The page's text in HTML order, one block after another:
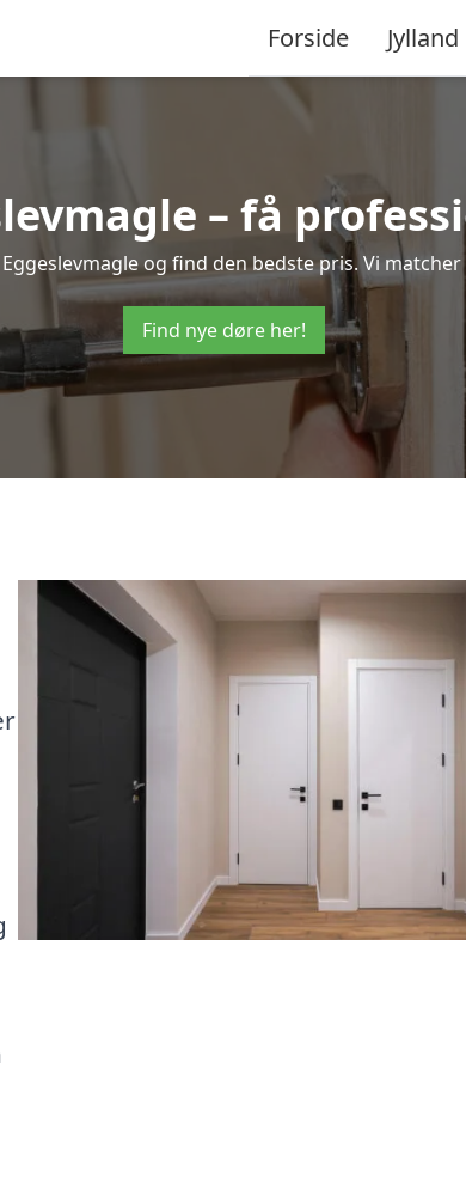
Forside Jylland
– få
og find den bedste pris. Vi
Find nye døre her!